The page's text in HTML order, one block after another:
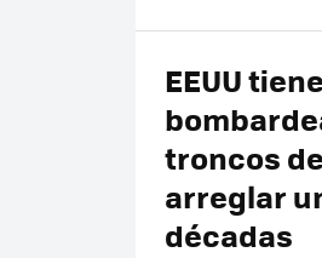
EEUU
troncos
arreglar
décadas